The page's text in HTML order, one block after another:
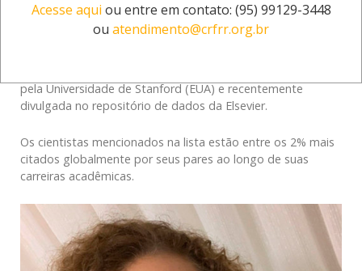
Duas pesquisadoras da área de Farmácia da Universidade
pela Universidade de Stanford (EUA) e recentemente
divulgada no repositório de dados da Elsevier.
Os cientistas mencionados na lista estão entre os 2% mais
citados globalmente por seus pares ao longo de suas
carreiras acadêmicas.
Acesse aqui ou entre em contato: (95) 99129-3448
ou atendimento@crfrr.org.br